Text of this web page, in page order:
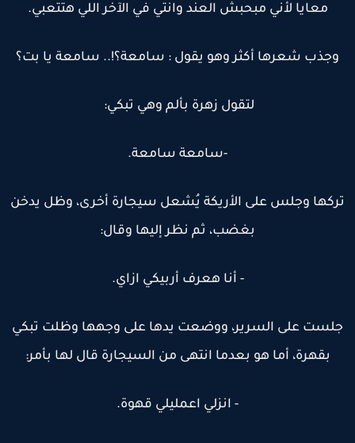
معايا لأني مبحبش العند وانتي في الآخر اللي هتتعبي.
وجذب شعرها أكثر وهو يقول : سامعة؟!.. سامعة يا بت؟
لتقول زهرة بألم وهي تبكي:
-سامعة سامعة.
وجلس على الأريكة يُشعل سيجارة أخرى، وظل يدخن
بغضب، ثم نظر إليها وقال:
- أنا هعرف أربيكي ازاي.
على السرير، ووضعت يدها على وجهها وظلت تبكي
بقهرة، أما هو بعدما انتهى من السيجارة قال لها بأمر:
- انزلي اعمليلي قهوة.